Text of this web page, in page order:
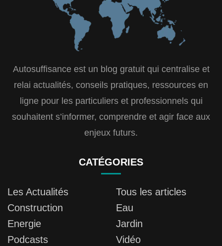
Autosuffisance est un blog gratuit qui centralise et
relai actualités, conseils pratiques, ressources en
ligne pour les particuliers et professionnels qui
souhaitent s’informer, comprendre et agir face aux
enjeux futurs.
CATÉGORIES
Les Actualités
Tous les articles
Construction
Eau
Energie
Jardin
Podcasts
Vidéo